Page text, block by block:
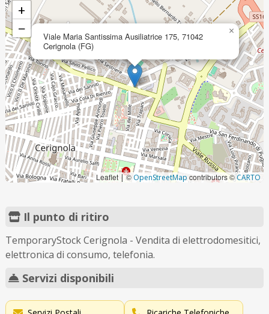
Viale Maria Santissima Ausiliatrice 175, 71042
Cerignola (FG)
×
+
−
Leaflet |© OpenStreetMap contributors ©CARTO
Il punto di ritiro
TemporaryStock Cerignola - Vendita di elettrodomesitici,
elettronica di consumo, telefonia.
Servizi disponibili